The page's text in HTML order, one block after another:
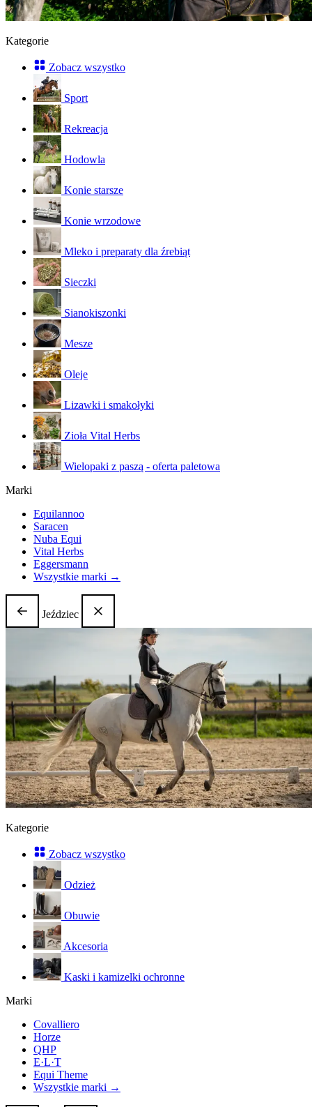
Kategorie
Zobacz wszystko
Sport
Rekreacja
Hodowla
Konie starsze
Konie wrzodowe
Mleko i preparaty dla źrebiąt
Sieczki
Sianokiszonki
Mesze
Oleje
Lizawki i smakołyki
Zioła Vital Herbs
Wielopaki z paszą - oferta paletowa
Marki
Equilannoo
Saracen
Nuba Equi
Vital Herbs
Eggersmann
Wszystkie marki →
Jeździec
Kategorie
Zobacz wszystko
Odzież
Obuwie
Akcesoria
Kaski i kamizelki ochronne
Marki
Covalliero
Horze
QHP
E·L·T
Equi Theme
Wszystkie marki →